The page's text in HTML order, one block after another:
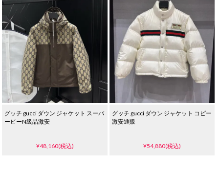
グッチ gucci ダウン ジャケット スーパ
ーピーN級品激安
¥48,160(税込)
グッチ gucci ダウン ジャケット コピー
激安通販
¥54,880(税込)